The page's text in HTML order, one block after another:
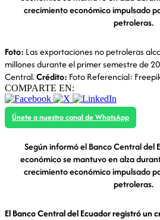
crecimiento económico impulsado
petroleras.
Foto: Las exportaciones no petroleras
millones durante el primer semestre de
Central.Crédito: Foto Referencial:
COMPARTE EN:
Únete a nuestro canal de WhatsApp
Según informó el Banco Central del
económico se mantuvo en alza
crecimiento económico impulsado
petroleras.
El Banco Central del Ecuador registró un